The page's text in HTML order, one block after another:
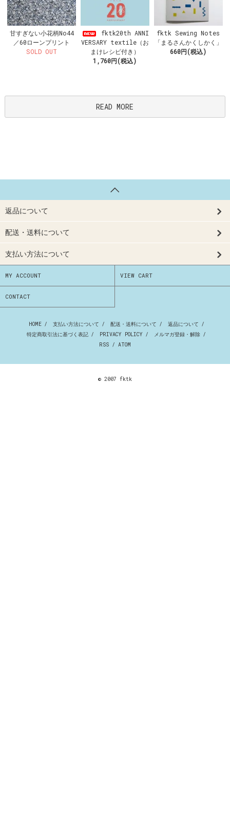
甘すぎない小花柄No44
／60ローンプリント
SOLD OUT
fktk20th ANNI
VERSARY textile（お
まけレシピ付き）
1,760円(税込)
fktk Sewing Notes
「まるさんかくしかく」
660円(税込)
READ MORE
返品について
配送・送料について
支払い方法について
MY ACCOUNT VIEW CART
CONTACT
HOME / 支払い方法について / 配送・送料について / 返品について /
特定商取引法に基づく表記 / PRIVACY POLICY / メルマガ登録・解除 /
RSS / ATOM
© 2007 fktk